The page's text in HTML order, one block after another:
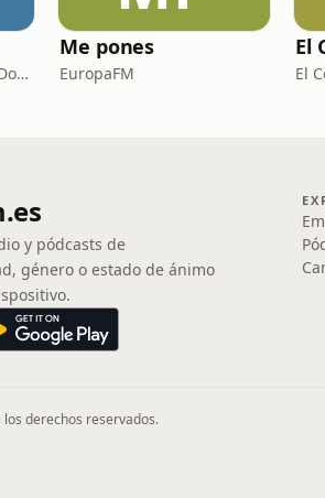
Sergio Beguería y Juan Domínguez
Me pones
EuropaFM
El
El
y pódcasts de
género o estado de ánimo
derechos reservados.